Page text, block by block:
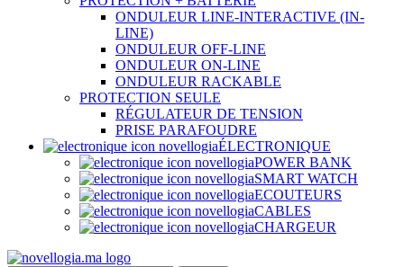
ONDULEUR LINE-INTERACTIVE (IN-
LINE)
ONDULEUR OFF-LINE
ONDULEUR ON-LINE
ONDULEUR RACKABLE
PROTECTION SEULE
RÉGULATEUR DE TENSION
PRISE PARAFOUDRE
ÉLECTRONIQUE
POWER BANK
SMART WATCH
ECOUTEURS
CABLES
CHARGEUR